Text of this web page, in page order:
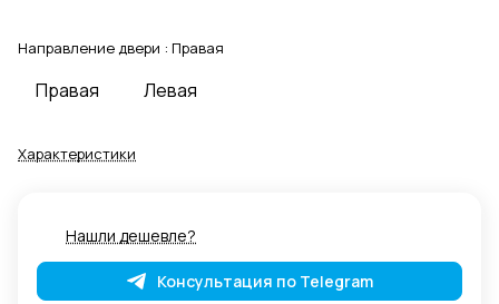
Направление двери : Правая
Правая Левая
Характеристики
Нашли дешевле?
Консультация по Telegram